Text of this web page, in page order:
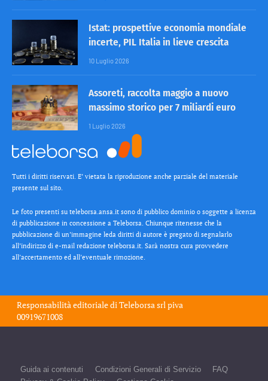
Istat: prospettive economia mondiale
incerte, PIL Italia in lieve crescita
10 Luglio 2026
Assoreti, raccolta maggio a nuovo
massimo storico per 7 miliardi euro
1 Luglio 2026
Tutti i diritti riservati. E’ vietata la riproduzione anche parziale del materiale
presente sul sito.
Le foto presenti su teleborsa.ansa.it sono di pubblico dominio o soggette a licenza
di pubblicazione in concessione a Teleborsa. Chiunque ritenesse che la
pubblicazione di un’immagine leda diritti di autore è pregato di segnalarlo
all’indirizzo di e-mail redazione teleborsa.it. Sarà nostra cura provvedere
all’accertamento ed all’eventuale rimozione.
Responsabilità editoriale diTeleborsa srl piva
00919671008
Guida ai contenuti Condizioni Generali di Servizio
FAQ